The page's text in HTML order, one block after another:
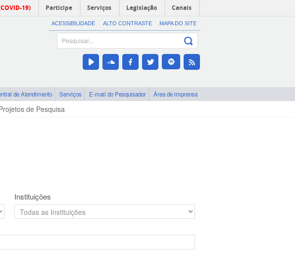
19) Participe Serviços Legislação Canais
ACESSIBILIDADE ALTO CONTRASTE MAPA DO SITE
de Atendimento Serviços E-mail do Pesquisador Área de imprensa
de Pesquisa
Instituições